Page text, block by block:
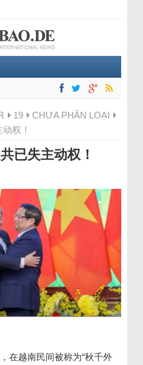
19
CHƯA PHÂN LOẠI
权！
已失主动权！
，在越南民间被称为“秋千外